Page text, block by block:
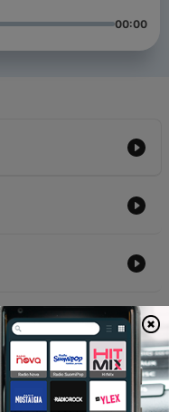
00:00